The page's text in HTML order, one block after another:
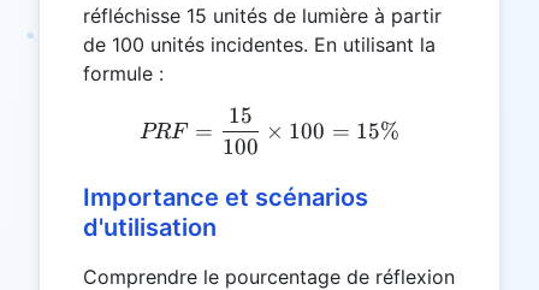
réfléchisse 15 unités de lumière à partir
de 100 unités incidentes. En utilisant la
formule :
PRF = \frac{15}{100}
PRF =
100
15
× 100 = 15%
Importance et scénarios
d'utilisation
Comprendre le pourcentage de réflexion